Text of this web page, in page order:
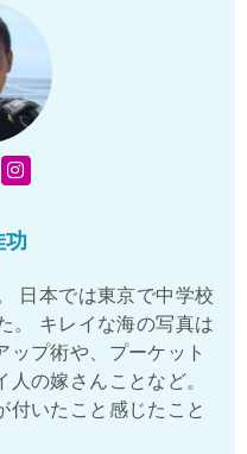
功
日本では東京で中学校
。 キレイな海の写真は
ップ術や、プーケット
の嫁さんことなど。
付いたこと感じたこと